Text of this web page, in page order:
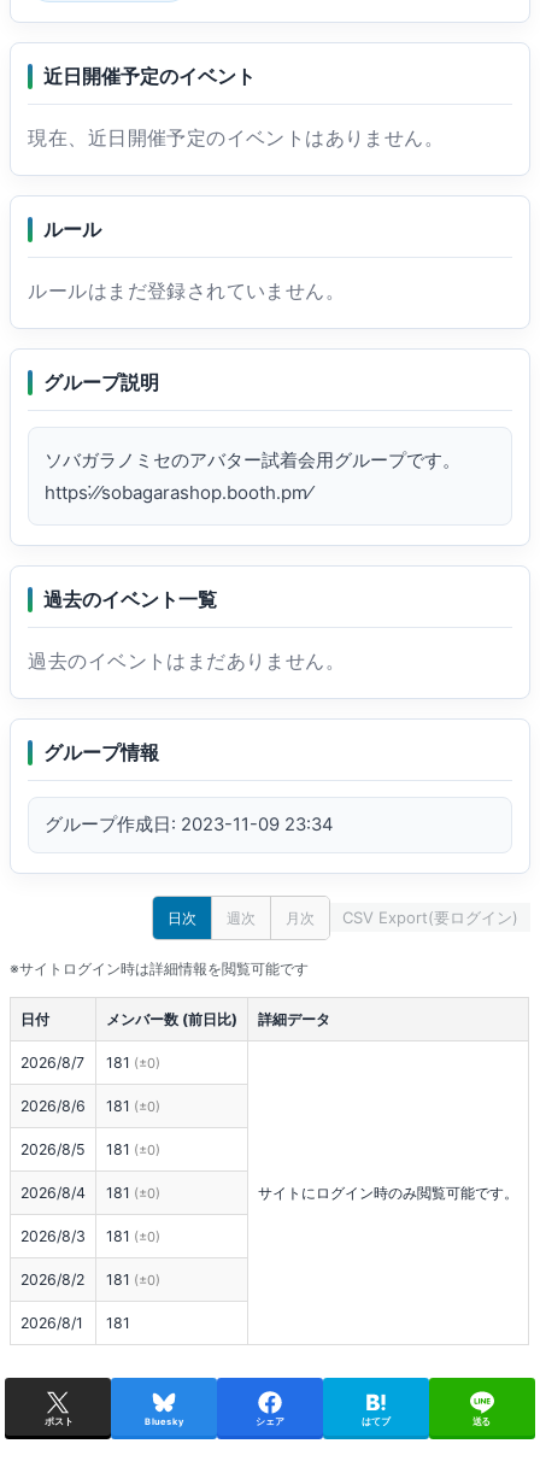
近日開催予定のイベント
現在、近日開催予定のイベントはありません。
ルール
ルールはまだ登録されていません。
グループ説明
ソバガラノミセのアバター試着会用グループです。
https˸⁄⁄sobagarashop․booth․pm⁄
過去のイベント一覧
過去のイベントはまだありません。
グループ情報
グループ作成日: 2023-11-09 23:34
日次 週次 月次 CSV Export(要ログイン)
※サイトログイン時は詳細情報を閲覧可能です
日付 メンバー数 (前日比) 詳細データ
2026/8/7 181 (±0)
サイトにログイン時のみ閲覧可能です。
2026/8/6 181 (±0)
2026/8/5 181 (±0)
2026/8/4 181 (±0)
2026/8/3 181 (±0)
2026/8/2 181 (±0)
2026/8/1 181
ポスト Bluesky シェア はてブ 送る